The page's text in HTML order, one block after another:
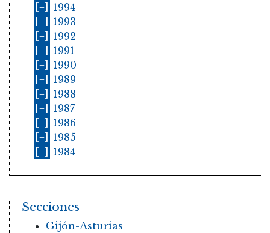
[+]
1994
[+]
1993
[+]
1992
[+]
1991
[+]
1990
[+]
1989
[+]
1988
[+]
1987
[+]
1986
[+]
1985
[+]
1984
Secciones
Gijón-Asturias